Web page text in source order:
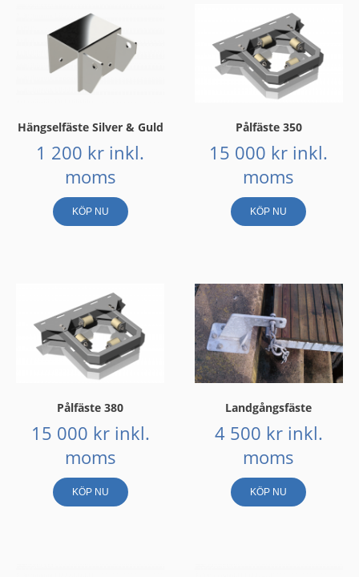
Hängselfäste Silver & Guld
1 200 kr inkl.
moms
KÖP NU
Pålfäste 350
15 000 kr inkl.
moms
KÖP NU
Pålfäste 380
15 000 kr inkl.
moms
KÖP NU
Landgångsfäste
4 500 kr inkl.
moms
KÖP NU